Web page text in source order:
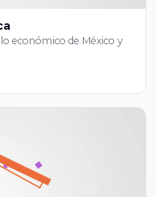
económico de México y